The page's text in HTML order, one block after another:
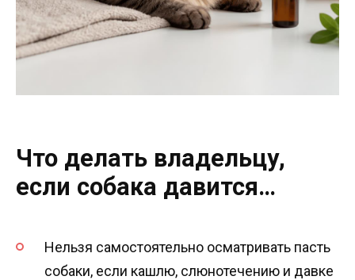
Что делать владельцу,
если собака давится…
Нельзя самостоятельно осматривать пасть
собаки, если кашлю, слюнотечению и давке